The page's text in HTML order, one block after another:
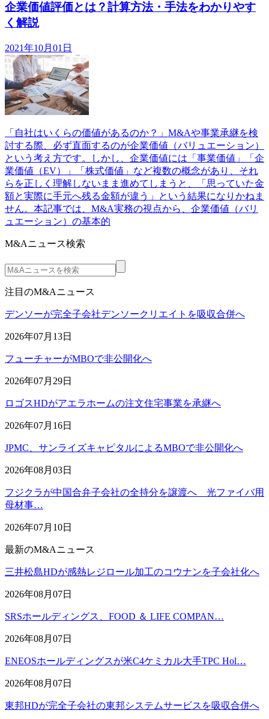
企業価値評価とは？計算方法・手法をわかりやす
く解説
2021年10月01日
「自社はいくらの価値があるのか？」M&Aや事業承継を検
討する際、必ず直面するのが企業価値（バリュエーション）
という考え方です。しかし、企業価値には「事業価値」「企
業価値（EV）」「株式価値」など複数の概念があり、それ
らを正しく理解しないまま進めてしまうと、「思っていた金
額と実際に手元へ残る金額が違う」という結果になりかねま
せん。本記事では、M&A実務の視点から、企業価値（バリ
ュエーション）の基本的
M&Aニュース検索
注目のM&Aニュース
デンソーが完全子会社デンソークリエイトを吸収合併へ
2026年07月13日
フューチャーがMBOで非公開化へ
2026年07月29日
ロゴスHDがアエラホームの注文住宅事業を承継へ
2026年07月16日
JPMC、サンライズキャピタルによるMBOで非公開化へ
2026年08月03日
フジクラが中国合弁子会社の全持分を譲渡へ 光ファイバ用
母材事…
2026年07月10日
最新のM&Aニュース
三井松島HDが感熱レジロール加工のコウナンを子会社化へ
2026年08月07日
SRSホールディングス、FOOD ＆ LIFE COMPAN…
2026年08月07日
ENEOSホールディングスが米C4ケミカル大手TPC Hol…
2026年08月07日
東邦HDが完全子会社の東邦システムサービスを吸収合併へ